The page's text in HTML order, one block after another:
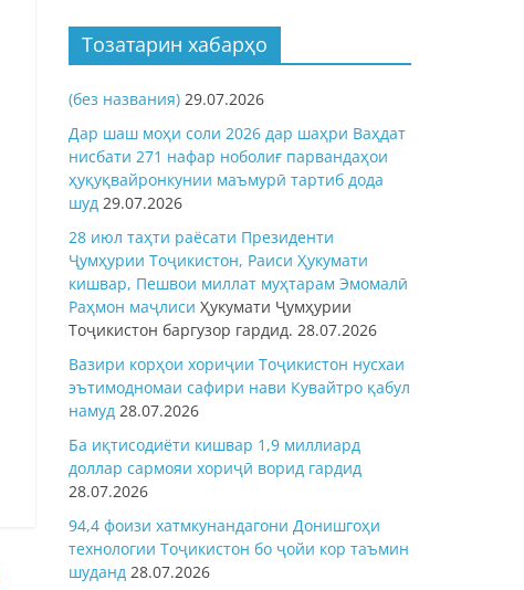
Тозатарин хабарҳо
(без названия) 29.07.2026
Дар шаш моҳи соли 2026 дар шаҳри Ваҳдат
нисбати 271 нафар ноболиғ парвандаҳои
ҳуқуқвайронкунии маъмурӣ тартиб дода
шуд 29.07.2026
28 июл таҳти раёсати Президенти
Ҷумҳурии Тоҷикистон, Раиси Ҳукумати
кишвар, Пешвои миллат муҳтарам Эмомалӣ
Раҳмон маҷлиси Ҳукумати Ҷумҳурии
Тоҷикистон баргузор гардид. 28.07.2026
Вазири корҳои хориҷии Тоҷикистон нусхаи
эътимодномаи сафири нави Кувайтро қабул
намуд 28.07.2026
Ба иқтисодиёти кишвар 1,9 миллиард
доллар сармояи хориҷӣ ворид гардид
28.07.2026
94,4 фоизи хатмкунандагони Донишгоҳи
технологии Тоҷикистон бо ҷойи кор таъмин
шуданд 28.07.2026